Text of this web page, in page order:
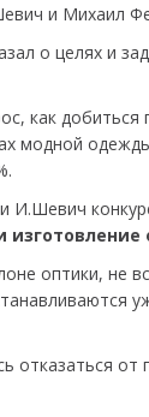
и Михаил
о целях и
как
модной
И.Шевич
оптики, не
отказаться